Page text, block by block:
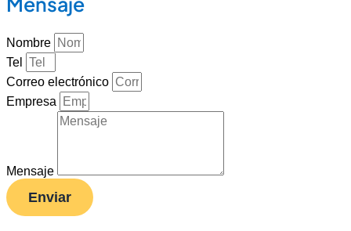
Nombre
Tel
Correo electrónico
Empresa
Mensaje
Enviar